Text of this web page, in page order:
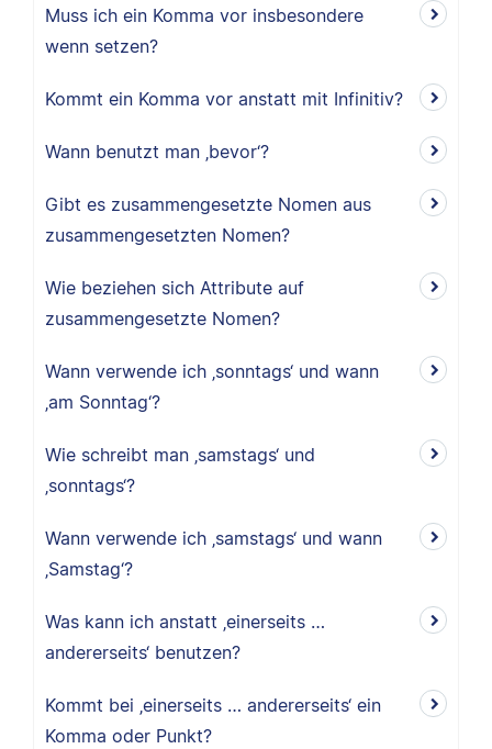
Muss ich ein Komma vor insbesondere
wenn setzen?
Kommt ein Komma vor anstatt mit Infinitiv?
Wann benutzt man ‚bevor‘?
Gibt es zusammengesetzte Nomen aus
zusammengesetzten Nomen?
Wie beziehen sich Attribute auf
zusammengesetzte Nomen?
Wann verwende ich ‚sonntags‘ und wann
‚am Sonntag‘?
Wie schreibt man ‚samstags‘ und
‚sonntags‘?
Wann verwende ich ‚samstags‘ und wann
‚Samstag‘?
Was kann ich anstatt ‚einerseits …
andererseits‘ benutzen?
Kommt bei ‚einerseits … andererseits‘ ein
Komma oder Punkt?